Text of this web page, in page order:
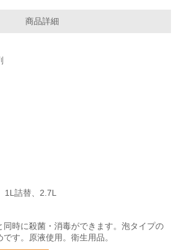
商品詳細
1L詰替、2.7L
同時に殺菌・消毒ができます。泡タイプの
す。原液使用。衛生用品。